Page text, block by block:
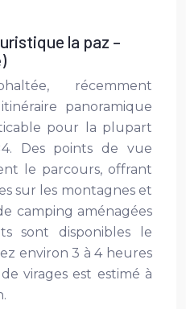
la paz –
récemment
panoramique
pour la plupart
Des points de vue
le parcours, offrant
sur les montagnes et
camping aménagées
sont disponibles le
environ 3 à 4 heures
virages est estimé à